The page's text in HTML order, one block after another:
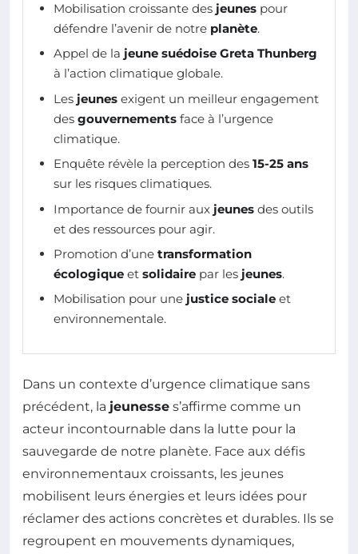
Mobilisation croissante des jeunes pour
défendre l’avenir de notre planète.
Appel de la jeune suédoise Greta Thunberg
à l’action climatique globale.
Les jeunes exigent un meilleur engagement
des gouvernements face à l’urgence
climatique.
Enquête révèle la perception des 15-25 ans
sur les risques climatiques.
Importance de fournir aux jeunes des outils
et des ressources pour agir.
Promotion d’une transformation
écologique et solidaire par les jeunes.
Mobilisation pour une justice sociale et
environnementale.
Dans un contexte d’urgence climatique sans
précédent, la jeunesse s’affirme comme un
acteur incontournable dans la lutte pour la
sauvegarde de notre planète. Face aux défis
environnementaux croissants, les jeunes
mobilisent leurs énergies et leurs idées pour
réclamer des actions concrètes et durables. Ils se
regroupent en mouvements dynamiques,